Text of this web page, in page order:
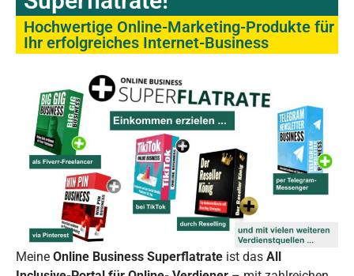
Hochwertige Online-Marketing-Produkte für
Ihr erfolgreiches Internet-Business
Meine Online Business Superflatrate ist das All